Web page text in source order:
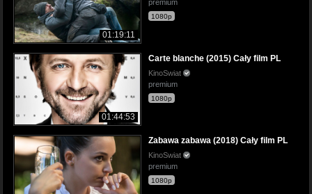
01:19:11
premium
1080p
01:44:53
Carte blanche (2015) Cały film PL
KinoSwiat
premium
1080p
Zabawa zabawa (2018) Cały film PL
KinoSwiat
premium
1080p